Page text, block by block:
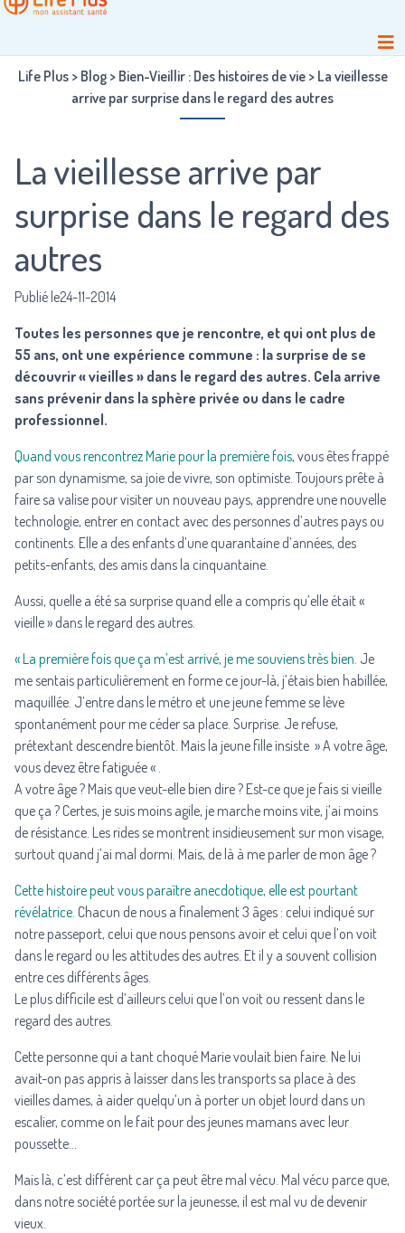
Life Plus> Blog> Bien-Vieillir : Des histoires de vie> La vieillesse
arrive par surprise dans le regard des autres
La vieillesse arrive par
surprise dans le regard des
autres
Publié le24-11-2014
Toutes les personnes que je rencontre, et qui ont plus de
55 ans, ont une expérience commune : la surprise de se
découvrir « vieilles » dans le regard des autres. Cela arrive
sans prévenir dans la sphère privée ou dans le cadre
professionnel.
Quand vous rencontrez Marie pour la première fois, vous êtes frappé
par son dynamisme, sa joie de vivre, son optimiste. Toujours prête à
faire sa valise pour visiter un nouveau pays, apprendre une nouvelle
technologie, entrer en contact avec des personnes d’autres pays ou
continents. Elle a des enfants d’une quarantaine d’années, des
petits-enfants, des amis dans la cinquantaine.
Aussi, quelle a été sa surprise quand elle a compris qu’elle était «
vieille » dans le regard des autres.
« La première fois que ça m’est arrivé, je me souviens très bien. Je
me sentais particulièrement en forme ce jour-là, j’étais bien habillée,
maquillée. J’entre dans le métro et une jeune femme se lève
spontanément pour me céder sa place. Surprise. Je refuse,
prétextant descendre bientôt. Mais la jeune fille insiste » A votre âge,
vous devez être fatiguée « .
A votre âge ? Mais que veut-elle bien dire ? Est-ce que je fais si vieille
que ça ? Certes, je suis moins agile, je marche moins vite, j’ai moins
de résistance. Les rides se montrent insidieusement sur mon visage,
surtout quand j’ai mal dormi. Mais, de là à me parler de mon âge ?
Cette histoire peut vous paraître anecdotique, elle est pourtant
révélatrice. Chacun de nous a finalement 3 âges : celui indiqué sur
notre passeport, celui que nous pensons avoir et celui que l’on voit
dans le regard ou les attitudes des autres. Et il y a souvent collision
entre ces différents âges.
Le plus difficile est d’ailleurs celui que l’on voit ou ressent dans le
regard des autres.
Cette personne qui a tant choqué Marie voulait bien faire. Ne lui
avait-on pas appris à laisser dans les transports sa place à des
vieilles dames, à aider quelqu’un à porter un objet lourd dans un
escalier, comme on le fait pour des jeunes mamans avec leur
poussette…
Mais là, c’est différent car ça peut être mal vécu. Mal vécu parce que,
dans notre société portée sur la jeunesse, il est mal vu de devenir
vieux.